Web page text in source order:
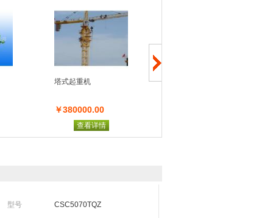
塔式起重机
￥380000.00
查看详情
型号 CSC5070TQZ